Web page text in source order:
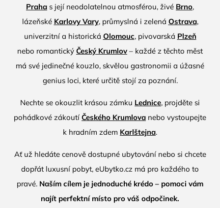
Praha s její neodolatelnou atmosférou, živé Brno,
lázeňské Karlovy Vary, průmyslná i zelená Ostrava,
univerzitní a historická Olomouc, pivovarská Plzeň
nebo romantický Český Krumlov – každé z těchto měst
má své jedinečné kouzlo, skvělou gastronomii a úžasné
genius loci, které určitě stojí za poznání.
Nechte se okouzlit krásou zámku Lednice, projděte si
pohádkové zákoutí Českého Krumlova nebo vystoupejte
k hradním zdem Karlštejna.
Ať už hledáte cenově dostupné ubytování nebo si chcete
dopřát luxusní pobyt, eUbytko.cz má pro každého to
pravé. Naším cílem je jednoduché krédo – pomoci vám
najít perfektní místo pro váš odpočinek.